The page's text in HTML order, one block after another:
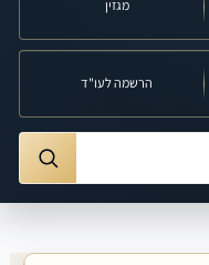
מגזין
הרשמה לעו"ד